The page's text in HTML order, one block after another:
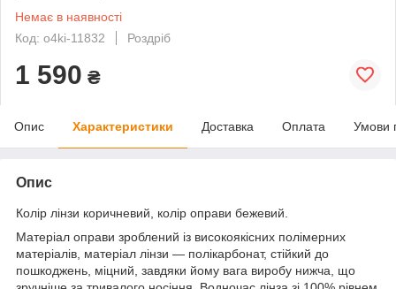
Немає в наявності
Код: o4ki-11832
Роздріб
1 590 ₴
Опис Характеристики Доставка Оплата Умови
Опис
Колір лінзи коричневий, колір оправи бежевий.
Матеріал оправи зроблений із високоякісних полімерних
матеріалів, матеріал лінзи — полікарбонат, стійкий до
пошкоджень, міцний, завдяки йому вага виробу нижча, що